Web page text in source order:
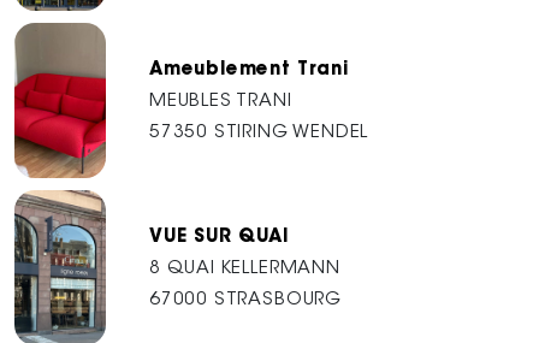
Ameublement Trani
MEUBLES TRANI
57350 STIRING WENDEL
VUE SUR QUAI
8 QUAI KELLERMANN
67000 STRASBOURG